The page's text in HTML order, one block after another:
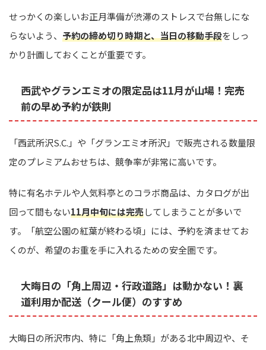
せっかくの楽しいお正月準備が渋滞のストレスで台無しにな
らないよう、 予約の締め切り時期と、当日の移動手段をしっ
かり計画しておくことが重要です。
西武やグランエミオの限定品は11月が山場！完売
前の早め予約が鉄則
「西武所沢S.C.」や「グランエミオ所沢」で販売される数量限
定のプレミアムおせちは、競争率が非常に高いです。
特に有名ホテルや人気料亭とのコラボ商品は、カタログが出
回って間もない11月中旬には完売してしまうことが多いで
す。「航空公園の紅葉が終わる頃」には、予約を済ませてお
くのが、希望のお重を手に入れるための安全圏です。
大晦日の「角上周辺・行政道路」は動かない！裏
道利用か配送（クール便）のすすめ
大晦日の所沢市内、特に「角上魚類」がある北中周辺や、そ